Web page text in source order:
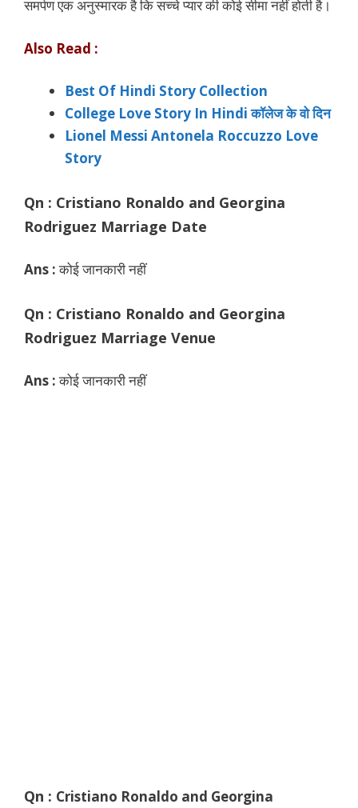
समर्पण एक अनुस्मारक है कि सच्चे प्यार की कोई सीमा नहीं होती है।
Also Read :
Best Of Hindi Story Collection
College Love Story In Hindi कॉलेज के वो दिन
Lionel Messi Antonela Roccuzzo Love
Story
Qn : Cristiano Ronaldo and Georgina
Rodriguez Marriage Date
Ans :कोई जानकारी नहीं
Qn : Cristiano Ronaldo and Georgina
Rodriguez Marriage Venue
Ans :कोई जानकारी नहीं
Qn : Cristiano Ronaldo and Georgina